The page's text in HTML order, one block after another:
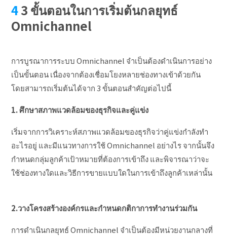
3 ขั้นตอนในการเริ่มต้นกลยุทธ์
Omnichannel
การบูรณาการระบบ Omnichannel จำเป็นต้องดำเนินการอย่าง
เป็นขั้นตอน เนื่องจากต้องเชื่อมโยงหลายช่องทางเข้าด้วยกัน
โดยสามารถเริ่มต้นได้จาก 3 ขั้นตอนสำคัญต่อไปนี้
1. ศึกษาสภาพแวดล้อมของธุรกิจและคู่แข่ง
เริ่มจากการวิเคราะห์สภาพแวดล้อมของธุรกิจว่าคู่แข่งกำลังทำ
อะไรอยู่ และมีแนวทางการใช้ Omnichannel อย่างไร จากนั้นจึง
กำหนดกลุ่มลูกค้าเป้าหมายที่ต้องการเข้าถึง และพิจารณาว่าจะ
ใช้ช่องทางใดและวิธีการขายแบบใดในการเข้าถึงลูกค้าเหล่านั้น
2.วางโครงสร้างองค์กรและกำหนดกติกาการทำงานร่วมกัน
การดำเนินกลยุทธ์ Omnichannel จำเป็นต้องมีหน่วยงานกลางที่